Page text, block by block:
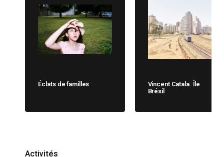
Éclats de familles Vincent Catala. Île
Brésil
Activités